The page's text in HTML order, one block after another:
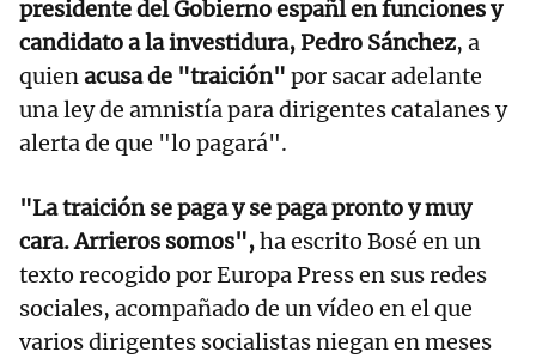
presidente del Gobierno españl en funciones y
candidato a la investidura, Pedro Sánchez, a
quienacusa de "traición" por sacar adelante
una ley de amnistía para dirigentes catalanes y
alerta de que "lo pagará".
"La traición se paga y se paga pronto y muy
cara. Arrieros somos",ha escrito Bosé en un
texto recogido por Europa Press en sus redes
sociales, acompañado de un vídeo en el que
varios dirigentes socialistas niegan en meses